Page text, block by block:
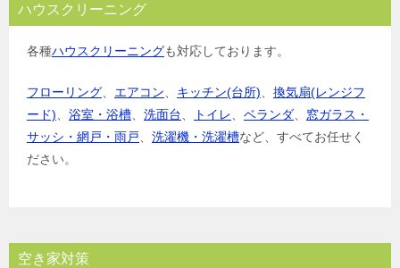
ハウスクリーニング
各種ハウスクリーニングも対応しております。
フローリング エアコン キッチン(台所)
換気扇(レンジフ
ード)
浴室・浴槽 洗面台 トイレ ベランダ
窓ガラス・
サッシ・網戸・雨戸
洗濯機・洗濯槽など、すべてお任せく
ださい。
空き家対策